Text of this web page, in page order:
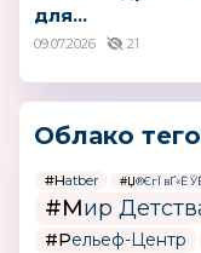
для...
09.07.2026 21
Облако
#Hatber #Џ®ЄгЇ вҐ«Ё
#Мир
#Рельеф-Центр